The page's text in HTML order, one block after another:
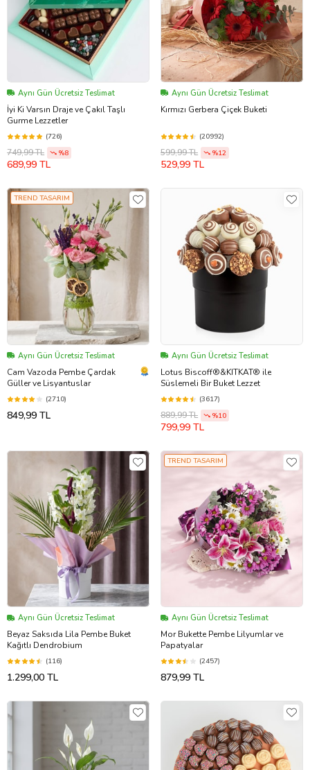
Aynı Gün Ücretsiz Teslimat
İyi Ki Varsın Draje ve Çakıl Taşlı
Gurme Lezzetler
(726)
749,99 TL %8
689,99 TL
Aynı Gün Ücretsiz Teslimat
Kırmızı Gerbera Çiçek Buketi
(20992)
599,99 TL %12
529,99 TL
TREND TASARIM
Aynı Gün Ücretsiz Teslimat
Cam Vazoda Pembe Çardak
Güller ve Lisyantuslar
(2710)
849,99 TL
Aynı Gün Ücretsiz Teslimat
Lotus Biscoff®&KITKAT® ile
Süslemeli Bir Buket Lezzet
(3617)
889,99 TL %10
799,99 TL
Aynı Gün Ücretsiz Teslimat
Beyaz Saksıda Lila Pembe Buket
Kağıtlı Dendrobium
(116)
1.299,00 TL
TREND TASARIM
Aynı Gün Ücretsiz Teslimat
Mor Bukette Pembe Lilyumlar ve
Papatyalar
(2457)
879,99 TL